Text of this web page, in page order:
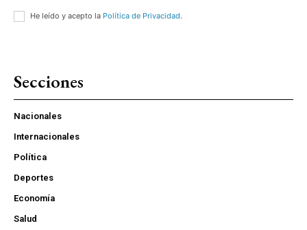
He leído y acepto la Política de Privacidad.
Secciones
Nacionales
Internacionales
Política
Deportes
Economía
Salud